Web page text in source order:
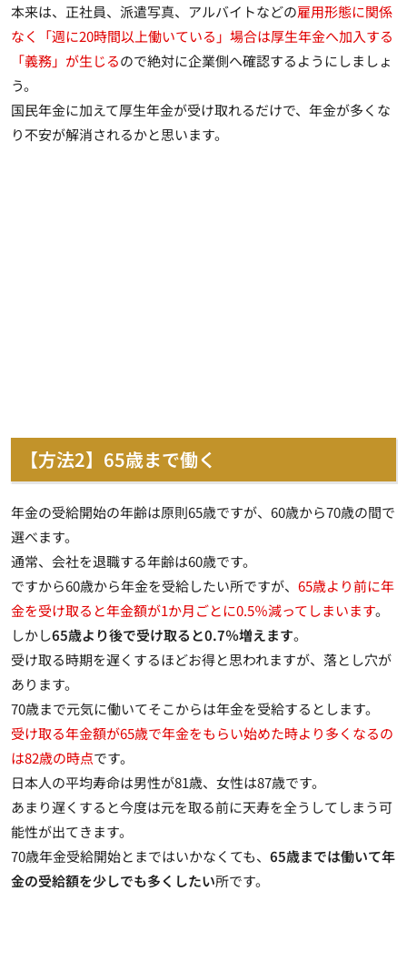
本来は、正社員、派遣写真、アルバイトなどの雇用形態に関係
なく「週に20時間以上働いている」場合は厚生年金へ加入する
「義務」が生じるので絶対に企業側へ確認するようにしましょ
う。
国民年金に加えて厚生年金が受け取れるだけで、年金が多くな
り不安が解消されるかと思います。
【方法2】65歳まで働く
年金の受給開始の年齢は原則65歳ですが、60歳から70歳の間で
選べます。
通常、会社を退職する年齢は60歳です。
ですから60歳から年金を受給したい所ですが、 65歳より前に年
金を受け取ると年金額が1か月ごとに0.5％減ってしまいます。
しかし65歳より後で受け取ると0.7％増えます。
受け取る時期を遅くするほどお得と思われますが、落とし穴が
あります。
70歳まで元気に働いてそこからは年金を受給するとします。
受け取る年金額が65歳で年金をもらい始めた時より多くなるの
は82歳の時点です。
日本人の平均寿命は男性が81歳、女性は87歳です。
あまり遅くすると今度は元を取る前に天寿を全うしてしまう可
能性が出てきます。
70歳年金受給開始とまではいかなくても、 65歳までは働いて年
金の受給額を少しでも多くしたい所です。